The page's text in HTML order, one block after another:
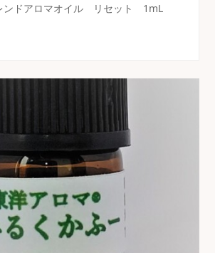
ンドアロマオイル リセット 1mL